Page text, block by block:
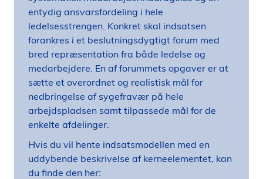
entydig ansvarsfordeling i hele
ledelsesstrengen. Konkret skal indsatsen
forankres i et beslutningsdygtigt forum med
bred repræsentation fra både ledelse og
medarbejdere. En af forummets opgaver er at
sætte et overordnet og realistisk mål for
nedbringelse af sygefravær på hele
arbejdspladsen samt tilpassede mål for de
enkelte afdelinger.
Hvis du vil hente indsatsmodellen med en
uddybende beskrivelse af kerneelementet, kan
du finde den her: